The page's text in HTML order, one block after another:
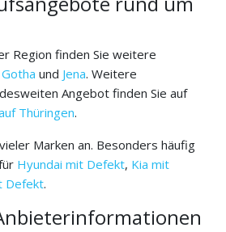
Region finden Sie weitere
Gotha und Jena. Weitere
Angebot finden Sie auf
Thüringen.
Marken an. Besonders häufig
Hyundai mit Defekt, Kia mit
Defekt.